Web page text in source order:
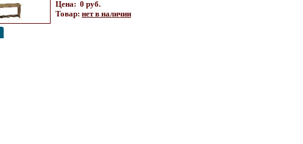
Цена: 0 руб.
Товар: нет в наличии